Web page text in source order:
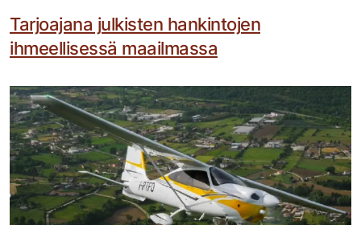
Tarjoajana julkisten hankintojen
ihmeellisessä maailmassa